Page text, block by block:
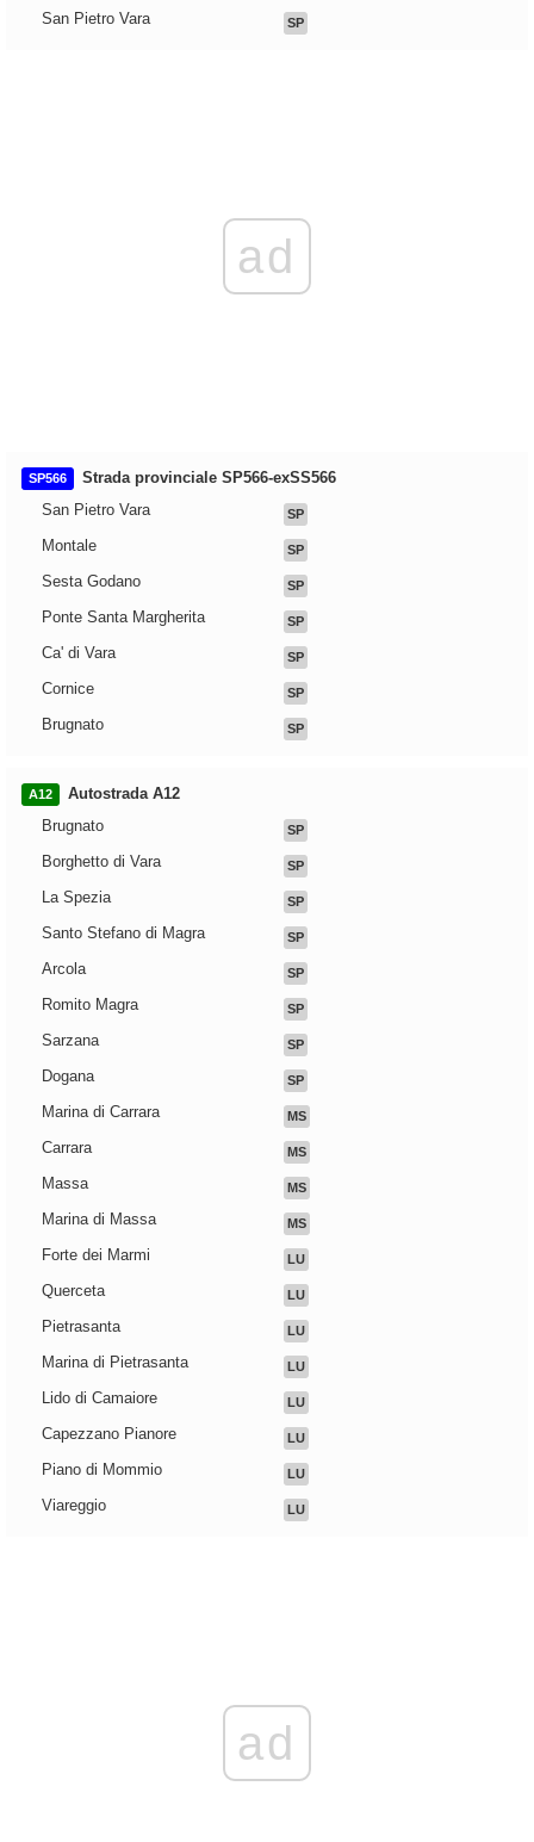
San Pietro Vara SP
ad
SP566
Strada provinciale SP566-exSS566
San Pietro Vara
SP
Montale SP
Sesta Godano SP
Ponte Santa Margherita SP
Ca' di Vara SP
Cornice SP
Brugnato SP
A12
Autostrada A12
Brugnato
SP
Borghetto di Vara SP
La Spezia SP
Santo Stefano di Magra SP
Arcola SP
Romito Magra SP
Sarzana SP
Dogana SP
Marina di Carrara MS
Carrara MS
Massa MS
Marina di Massa MS
Forte dei Marmi LU
Querceta LU
Pietrasanta LU
Marina di Pietrasanta LU
Lido di Camaiore LU
Capezzano Pianore LU
Piano di Mommio LU
Viareggio LU
ad